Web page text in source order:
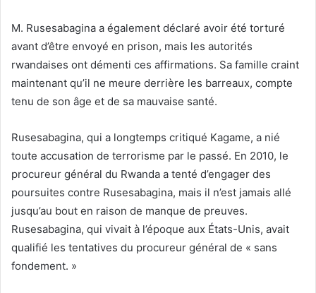
M. Rusesabagina a également déclaré avoir été torturé
avant d’être envoyé en prison, mais les autorités
rwandaises ont démenti ces affirmations. Sa famille craint
maintenant qu’il ne meure derrière les barreaux, compte
tenu de son âge et de sa mauvaise santé.
Rusesabagina, qui a longtemps critiqué Kagame, a nié
toute accusation de terrorisme par le passé. En 2010, le
procureur général du Rwanda a tenté d’engager des
poursuites contre Rusesabagina, mais il n’est jamais allé
jusqu’au bout en raison de manque de preuves.
Rusesabagina, qui vivait à l’époque aux États-Unis, avait
qualifié les tentatives du procureur général de « sans
fondement. »